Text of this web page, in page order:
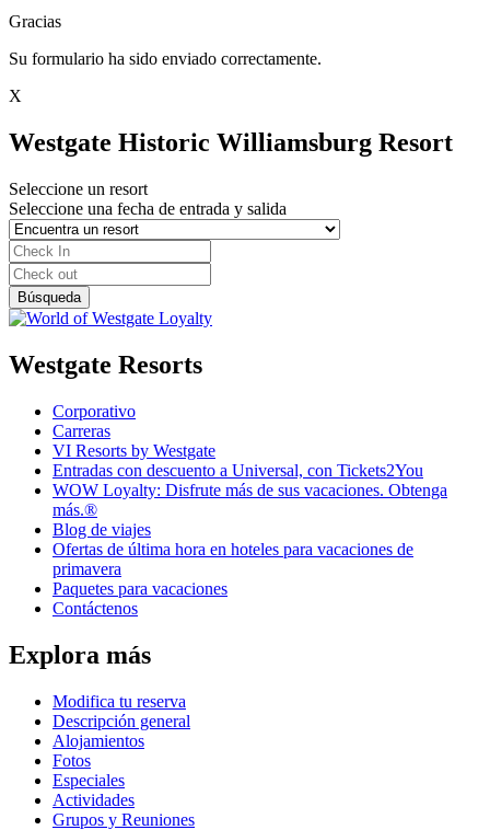
Gracias
Su formulario ha sido enviado correctamente.
X
Westgate Historic Williamsburg Resort
Seleccione un resort
Seleccione una fecha de entrada y salida
Westgate Resorts
Corporativo
Carreras
VI Resorts by Westgate
Entradas con descuento a Universal, con Tickets2You
WOW Loyalty: Disfrute más de sus vacaciones. Obtenga
más.®
Blog de viajes
Ofertas de última hora en hoteles para vacaciones de
primavera
Paquetes para vacaciones
Contáctenos
Explora más
Modifica tu reserva
Descripción general
Alojamientos
Fotos
Especiales
Actividades
Grupos y Reuniones